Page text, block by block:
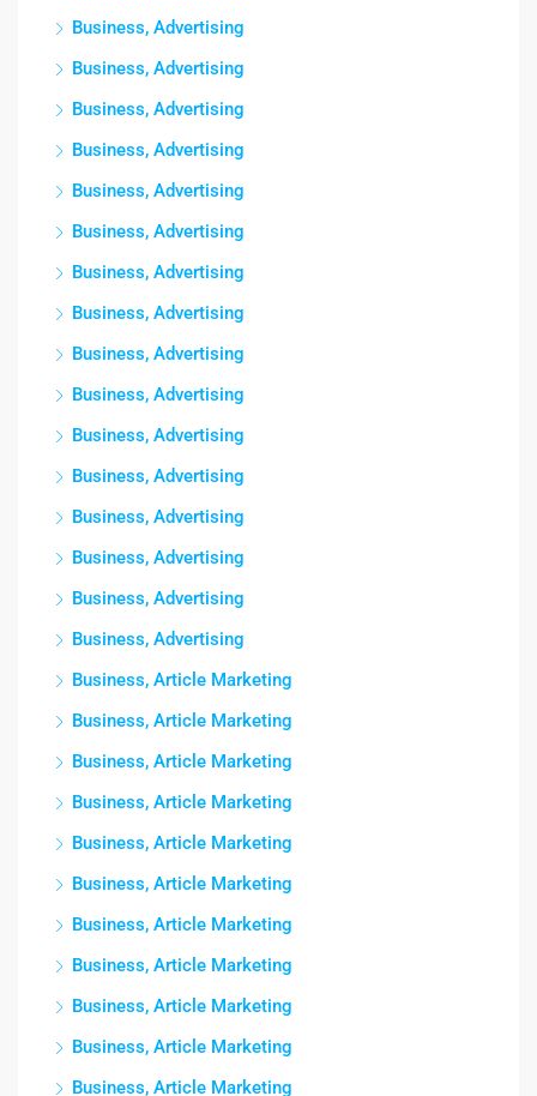
Business, Advertising
Business, Advertising
Business, Advertising
Business, Advertising
Business, Advertising
Business, Advertising
Business, Advertising
Business, Advertising
Business, Advertising
Business, Advertising
Business, Advertising
Business, Advertising
Business, Advertising
Business, Advertising
Business, Advertising
Business, Advertising
Business, Article Marketing
Business, Article Marketing
Business, Article Marketing
Business, Article Marketing
Business, Article Marketing
Business, Article Marketing
Business, Article Marketing
Business, Article Marketing
Business, Article Marketing
Business, Article Marketing
Business, Article Marketing